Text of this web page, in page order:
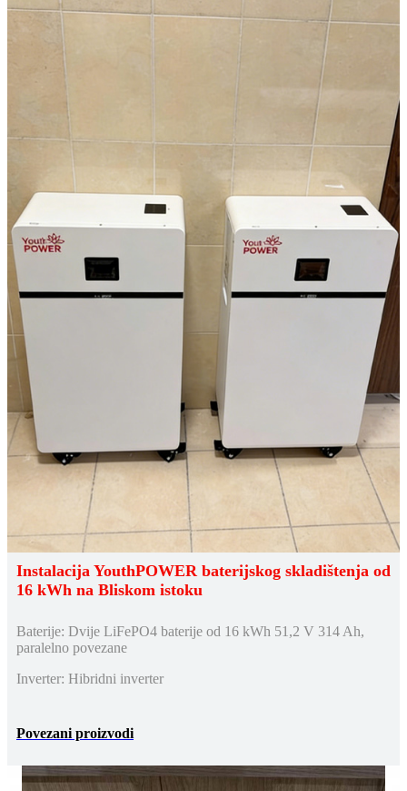
Instalacija YouthPOWER baterijskog skladištenja od
16 kWh na Bliskom istoku
Baterije: Dvije LiFePO4 baterije od 16 kWh 51,2 V 314 Ah,
paralelno povezane
Inverter: Hibridni inverter
Povezani proizvodi